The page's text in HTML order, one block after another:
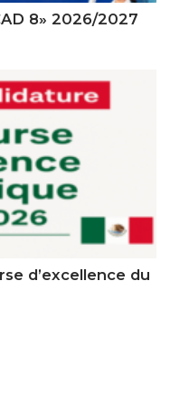
8» 2026/2027
d’excellence du